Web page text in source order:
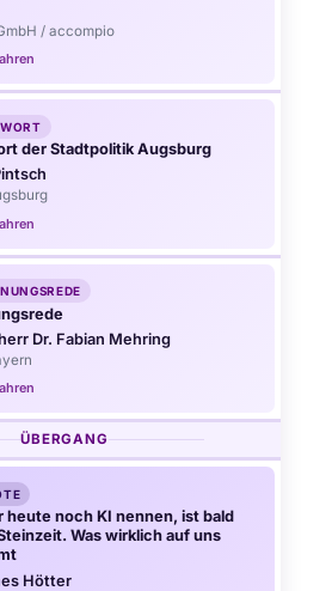
/ accompio
der Stadtpolitik Augsburg
Dr. Fabian Mehring
ÜBERGANG
heute noch KI nennen, ist bald
Was wirklich auf uns
Hötter